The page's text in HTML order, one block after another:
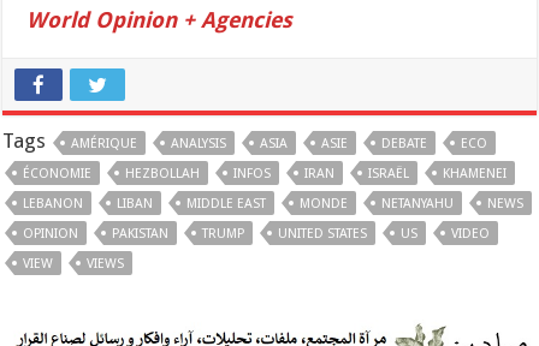
World Opinion + Agencies
Tags AMÉRIQUE ANALYSIS ASIA ASIE DEBATE
ECO
ÉCONOMIE
HEZBOLLAH INFOS IRAN ISRAËL
KHAMENEI
LEBANON
LIBAN MIDDLE EAST MONDE NETANYAHU
NEWS
OPINION
PAKISTAN TRUMP UNITED STATES US
VIDEO
VIEW
VIEWS